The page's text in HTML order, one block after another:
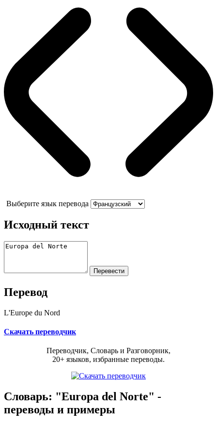
Выберите язык перевода
Исходный текст
Перевод
L'Europe du Nord
Скачать переводчик
Переводчик, Словарь и Разговорник,
20+ языков, избранные переводы.
Словарь: "Europa del Norte" -
переводы и примеры